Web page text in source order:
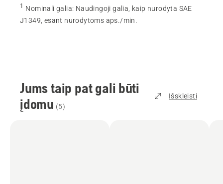
1 Nominali galia: Naudingoji galia, kaip nurodyta SAE
J1349, esant nurodytoms aps./min.
Jums taip pat gali būti
įdomu (5)
Išskleisti